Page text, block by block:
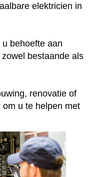
elektricien in
behoefte aan
bestaande als
renovatie of
u te helpen met